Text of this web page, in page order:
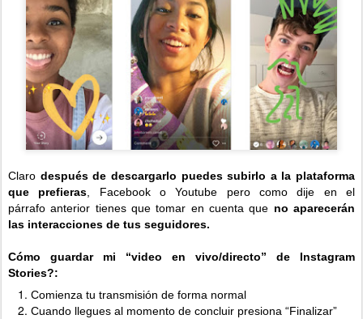
Claro después de descargarlo puedes subirlo a la plataforma
que prefieras , Facebook o Youtube pero como dije en el
párrafo anterior tienes que tomar en cuenta que no aparecerán
las interacciones de tus seguidores.
Cómo guardar mi “video en vivo/directo” de Instagram
Stories?:
Comienza tu transmisión de forma normal
Cuando llegues al momento de concluir presiona “Finalizar”